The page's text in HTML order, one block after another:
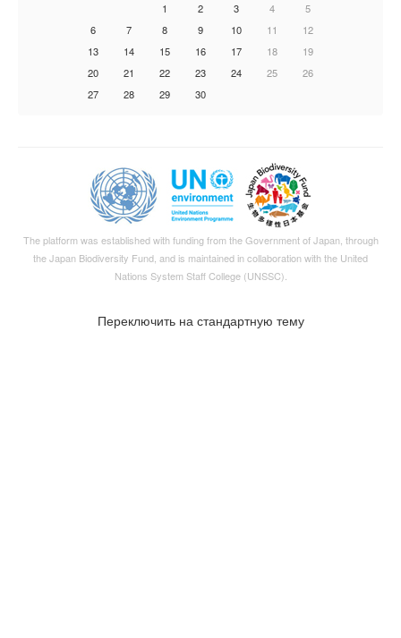
1
2 3 4
5
6
7 8 9 10 11
12
13
14 15 16 17 18
19
20
21 22 23 24 25
26
27
28 29 30
The platform was established with funding from the Government of Japan, through
theJapan Biodiversity Fund, and is maintained in collaboration with the United
Nations System Staff College (UNSSC).
Переключить на стандартную тему